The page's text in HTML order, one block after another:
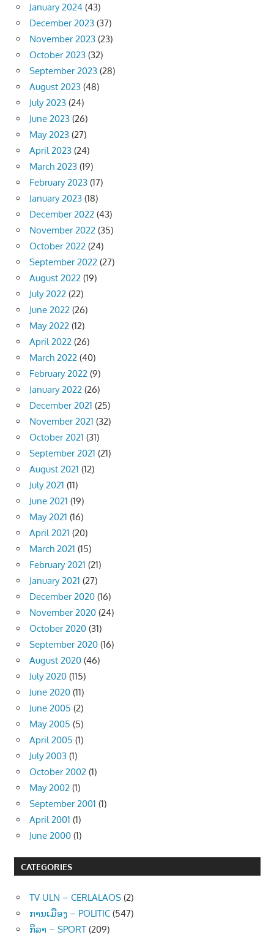
January 2024 (43)
December 2023 (37)
November 2023 (23)
October 2023 (32)
September 2023 (28)
August 2023 (48)
July 2023 (24)
June 2023 (26)
May 2023 (27)
April 2023 (24)
March 2023 (19)
February 2023 (17)
January 2023 (18)
December 2022 (43)
November 2022 (35)
October 2022 (24)
September 2022 (27)
August 2022 (19)
July 2022 (22)
June 2022 (26)
May 2022 (12)
April 2022 (26)
March 2022 (40)
February 2022 (9)
January 2022 (26)
December 2021 (25)
November 2021 (32)
October 2021 (31)
September 2021 (21)
August 2021 (12)
July 2021 (11)
June 2021 (19)
May 2021 (16)
April 2021 (20)
March 2021 (15)
February 2021 (21)
January 2021 (27)
December 2020 (16)
November 2020 (24)
October 2020 (31)
September 2020 (16)
August 2020 (46)
July 2020 (115)
June 2020 (11)
June 2005 (2)
May 2005 (5)
April 2005 (1)
July 2003 (1)
October 2002 (1)
May 2002 (1)
September 2001 (1)
April 2001 (1)
June 2000 (1)
CATEGORIES
TV ULN – CERLALAOS (2)
ການເມືອງ – POLITIC (547)
ກິລາ – SPORT (209)